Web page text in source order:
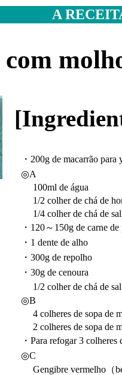
A
・200g de macarrão para
◎A
100ml de água
1/2 colher de chá de
1/4 colher de chá de sal
・120～150g de carne de
・1 dente de alho
・300g de repolho
・30g de cenoura
1/2 colher de chá de sal
◎B
4 colheres de sopa de
2 colheres de sopa de
・Para refogar 3 colheres
◎C
Gengibre vermelho（